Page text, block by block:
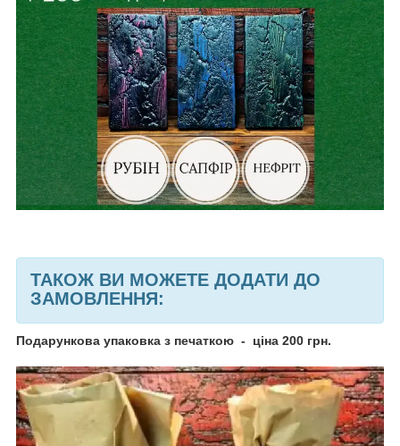
ТАКОЖ ВИ МОЖЕТЕ ДОДАТИ ДО
ЗАМОВЛЕННЯ:
Подарункова упаковка з печаткою - ціна 200 грн.